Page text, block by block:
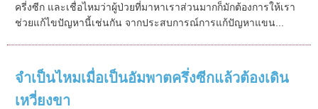
ครี่งซีก และเชื่อไหมว่าผู้ป่วยที่มาหาเราส่วนมากก็มักต้องการให้เรา
ช่วยแก้ไขปัญหานี้เช่นกัน จากประสบการณ์การแก้ปัญหาแขน...
จำเป็นไหมเมื่อเป็นอัมพาตครึ่งซีกแล้วต้องเดิน
เหวี่ยงขา